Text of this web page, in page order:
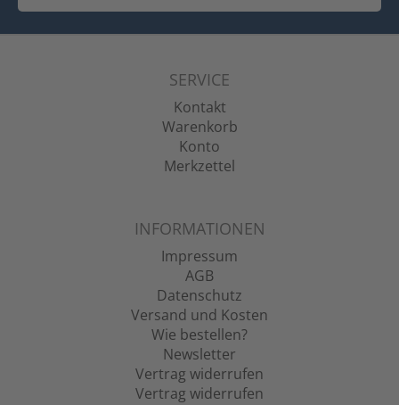
SERVICE
Kontakt
Warenkorb
Konto
Merkzettel
INFORMATIONEN
Impressum
AGB
Datenschutz
Versand und Kosten
Wie bestellen?
Newsletter
Vertrag widerrufen
Vertrag widerrufen